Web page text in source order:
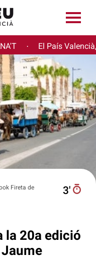
· El País
Fireta de
3′
la 20a edició